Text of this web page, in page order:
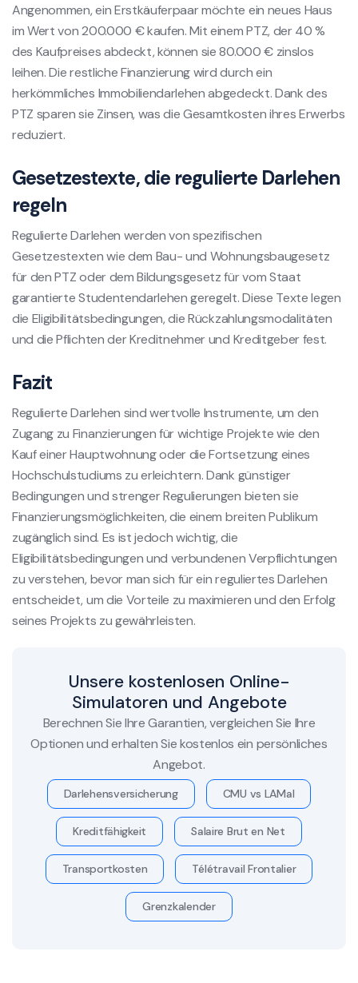
Angenommen, ein Erstkäuferpaar möchte ein neues Haus
im Wert von 200.000 € kaufen. Mit einem PTZ, der 40 %
des Kaufpreises abdeckt, können sie 80.000 € zinslos
leihen. Die restliche Finanzierung wird durch ein
herkömmliches Immobiliendarlehen abgedeckt. Dank des
PTZ sparen sie Zinsen, was die Gesamtkosten ihres Erwerbs
reduziert.
Gesetzestexte, die regulierte Darlehen
regeln
Regulierte Darlehen werden von spezifischen
Gesetzestexten wie dem Bau- und Wohnungsbaugesetz
für den PTZ oder dem Bildungsgesetz für vom Staat
garantierte Studentendarlehen geregelt. Diese Texte legen
die Eligibilitätsbedingungen, die Rückzahlungsmodalitäten
und die Pflichten der Kreditnehmer und Kreditgeber fest.
Fazit
Regulierte Darlehen sind wertvolle Instrumente, um den
Zugang zu Finanzierungen für wichtige Projekte wie den
Kauf einer Hauptwohnung oder die Fortsetzung eines
Hochschulstudiums zu erleichtern. Dank günstiger
Bedingungen und strenger Regulierungen bieten sie
Finanzierungsmöglichkeiten, die einem breiten Publikum
zugänglich sind. Es ist jedoch wichtig, die
Eligibilitätsbedingungen und verbundenen Verpflichtungen
zu verstehen, bevor man sich für ein reguliertes Darlehen
entscheidet, um die Vorteile zu maximieren und den Erfolg
seines Projekts zu gewährleisten.
Unsere kostenlosen Online-
Simulatoren und Angebote
Berechnen Sie Ihre Garantien, vergleichen Sie Ihre
Optionen und erhalten Sie kostenlos ein persönliches
Angebot.
Darlehensversicherung CMU vs LAMal
Kreditfähigkeit Salaire Brut en Net
Transportkosten Télétravail Frontalier
Grenzkalender